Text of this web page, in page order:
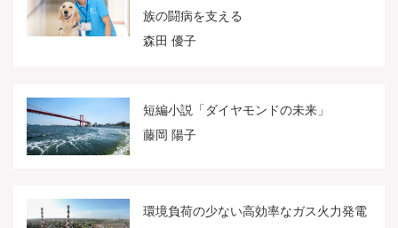
族の闘病を支える
森田 優子
短編小説「ダイヤモンドの未来」
藤岡 陽子
環境負荷の少ない高効率なガス火力発電